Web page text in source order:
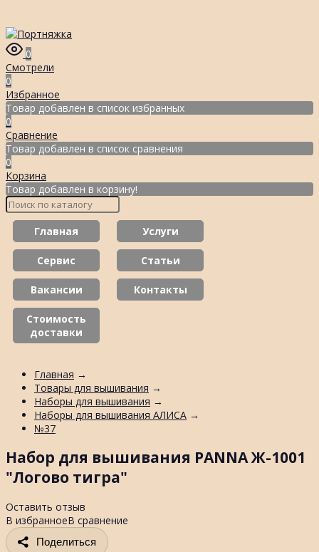
0
Смотрели
0
Избранное
Товар добавлен в список избранных
0
Сравнение
Товар добавлен в список сравнения
0
Корзина
Товар добавлен в корзину!
Главная Услуги
Сервис Статьи
Вакансии Контакты
Стоимость
доставки
Главная →
Товары для вышивания →
Наборы для вышивания →
Наборы для вышивания АЛИСА →
№37
Набор для вышивания PANNA Ж-1001
"Логово тигра"
Оставить отзыв
В избранноеВ сравнение
Поделиться